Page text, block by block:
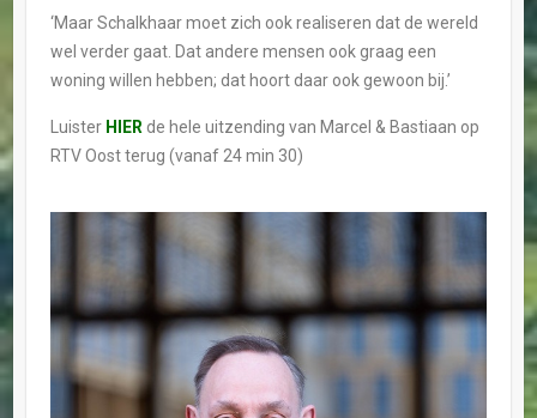
‘Maar Schalkhaar moet zich ook realiseren dat de wereld
wel verder gaat. Dat andere mensen ook graag een
woning willen hebben; dat hoort daar ook gewoon bij.’
Luister HIER de hele uitzending van Marcel & Bastiaan op
RTV Oost terug (vanaf 24 min 30)